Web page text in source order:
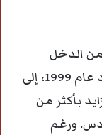
من الدخل
القومي، الذي ارتفع من 1560 دولارا للفرد عام 1999، إلى
أنه تزايد بأكثر من
ورغم